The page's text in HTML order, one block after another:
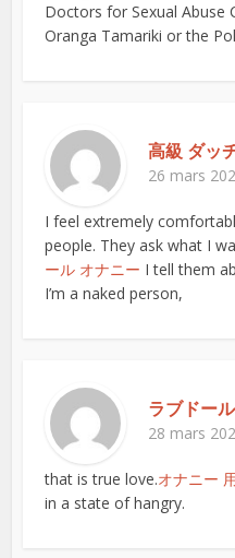
Doctors for Sexual Abuse
Oranga Tamariki or the
高級 ダッ
26 mars
I feel extremely
people. They ask what I
ール オナニー I tell them
I’m a naked person,
ラブドー
28 mars
that is true love.オナニー
in a state of hangry.